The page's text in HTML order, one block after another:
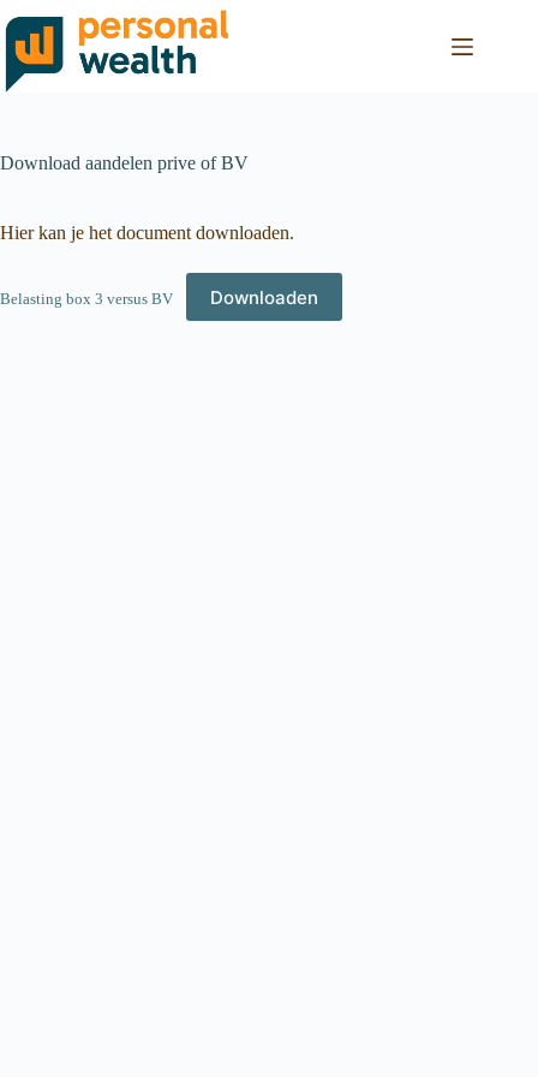
Download aandelen prive of BV
Hier kan je het document downloaden.
Belasting box 3 versus BV Downloaden